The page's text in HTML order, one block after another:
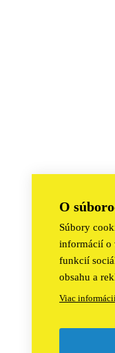
O
Súbory
informácií o
funkcií
obsahu a
Viac